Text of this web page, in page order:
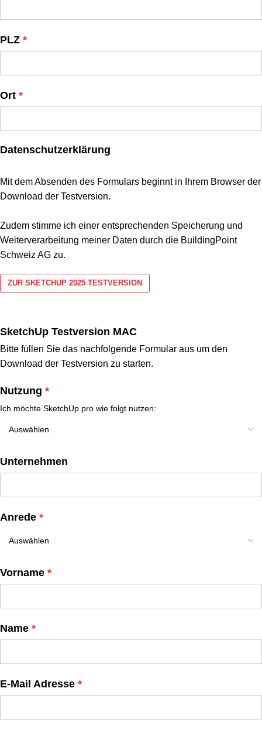
PLZ
Ort
Datenschutzerklärung
Mit dem Absenden des Formulars beginnt in Ihrem Browser der
Download der Testversion.
Zudem stimme ich einer entsprechenden Speicherung und
Weiterverarbeitung meiner Daten durch die BuildingPoint
Schweiz AG zu.
ZUR SKETCHUP 2025 TESTVERSION
SketchUp Testversion MAC
Bitte füllen Sie das nachfolgende Formular aus um den
Download der Testversion zu starten.
Nutzung
Ich möchte SketchUp pro wie folgt nutzen:
Unternehmen
Anrede
Vorname
Name
E-Mail Adresse